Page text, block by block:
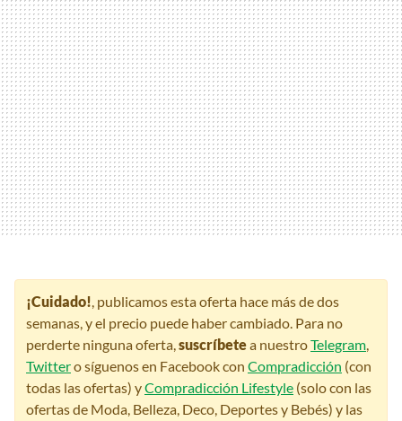
¡Cuidado!, publicamos esta oferta hace más de dos
semanas, y el precio puede haber cambiado. Para no
perderte ninguna oferta,suscríbetea nuestroTelegram,
Twittero síguenos en Facebook con Compradicción (con
todas las ofertas) yCompradicción Lifestyle (solo con las
ofertas de Moda, Belleza, Deco, Deportes y Bebés) y las